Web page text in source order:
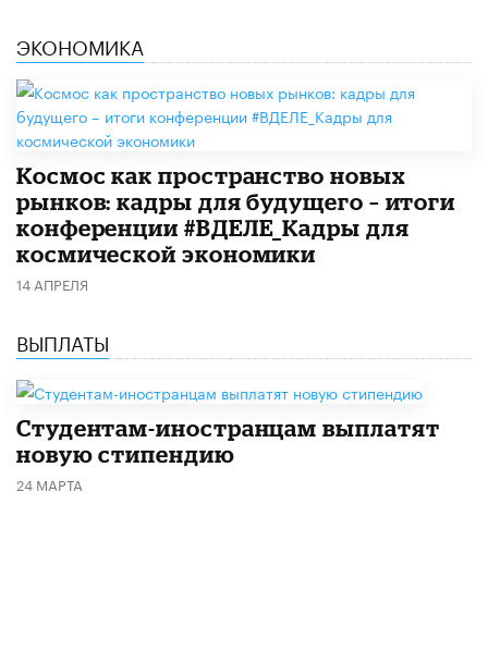
ЭКОНОМИКА
Космос как пространство новых
рынков: кадры для будущего – итоги
конференции #ВДЕЛЕ_Кадры для
космической экономики
14 АПРЕЛЯ
ВЫПЛАТЫ
Студентам-иностранцам выплатят
новую стипендию
24 МАРТА